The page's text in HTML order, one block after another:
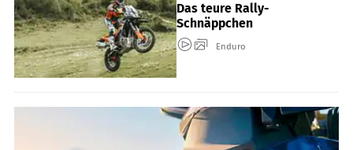
Das teure Rally-
Schnäppchen
Enduro